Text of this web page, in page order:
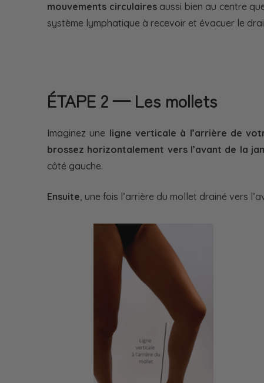
mouvements circulairesaussi bien au centre
système lymphatique à recevoir et évacuer le
ÉTAPE 2 — Les mollets
Imaginez une ligne verticale à l’arrière de
brossez horizontalement vers l’avant de la
côté gauche.
Ensuite, une fois l’arrière du mollet drainé vers